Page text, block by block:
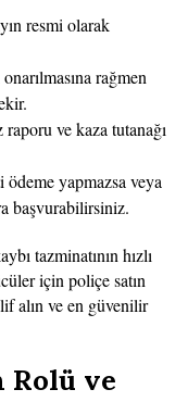
resmi olarak
rağmen
ve kaza tutanağı
yapmazsa veya
başvurabilirsiniz.
tazminatının hızlı
için poliçe satın
alın ve en güvenilir
ve